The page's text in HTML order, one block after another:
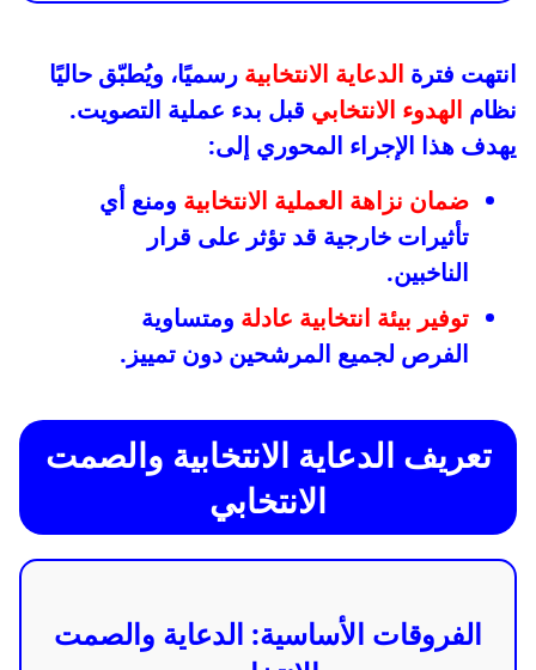
انتهت فترة الدعاية الانتخابية رسميًا، ويُطبّق حاليًا
نظام الهدوء الانتخابي قبل بدء عملية التصويت.
يهدف هذا الإجراء المحوري إلى:
ضمان نزاهة العملية الانتخابية ومنع أي
تأثيرات خارجية قد تؤثر على قرار
الناخبين.
توفير بيئة انتخابية عادلة ومتساوية
الفرص لجميع المرشحين دون تمييز.
تعريف الدعاية الانتخابية والصمت
الانتخابي
الفروقات الأساسية: الدعاية والصمت